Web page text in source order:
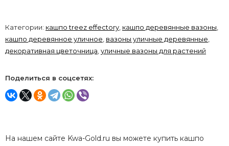
Категории: кашпо treez effectory, кашпо деревянные вазоны,
кашпо деревянное уличное, вазоны уличные деревянные,
декоративная цветочница,уличные вазоны для растений
Поделиться в соцсетях:
На нашем сайте Kwa-Gold.ru вы можете купить кашпо